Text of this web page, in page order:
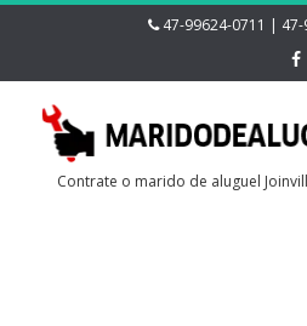
47-99624-0711 | 47-
Contrate o marido de aluguel